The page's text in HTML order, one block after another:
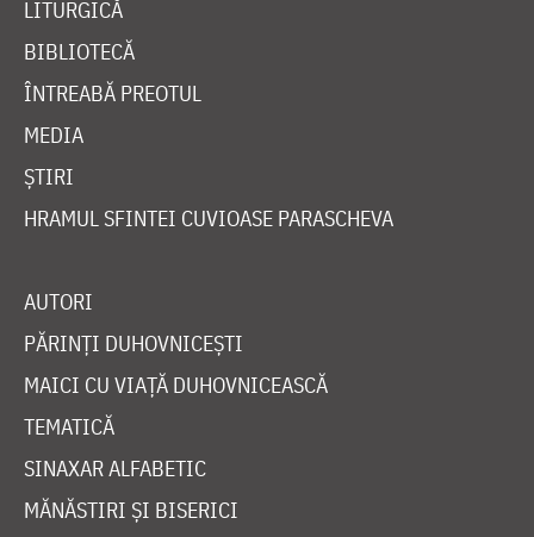
LITURGICĂ
BIBLIOTECĂ
ÎNTREABĂ PREOTUL
MEDIA
ȘTIRI
HRAMUL SFINTEI CUVIOASE PARASCHEVA
AUTORI
PĂRINȚI DUHOVNICEȘTI
MAICI CU VIAȚĂ DUHOVNICEASCĂ
TEMATICĂ
SINAXAR ALFABETIC
MĂNĂSTIRI ȘI BISERICI